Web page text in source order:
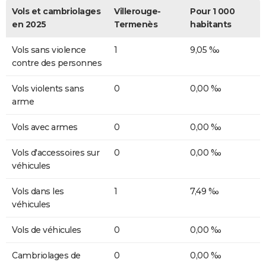
Vols et cambriolages
en 2025
Villerouge-
Termenès
Pour 1 000
habitants
Vols sans violence
contre des personnes
1 9,05 ‰
Vols violents sans
arme
0 0,00 ‰
Vols avec armes 0 0,00 ‰
Vols d'accessoires sur
véhicules
0 0,00 ‰
Vols dans les
véhicules
1 7,49 ‰
Vols de véhicules 0 0,00 ‰
Cambriolages de
0 0,00 ‰